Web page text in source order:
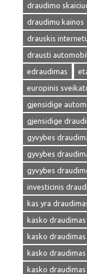
draudimo
draudimu kainos
drauskis
drausti
edraudimas
europinis
gjensidige
gjensidige
gyvybes
gyvybes
gyvybes
investicinis
kas yra
kasko
kasko draudimas
kasko
kasko